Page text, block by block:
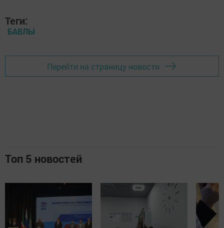
Теги:
БАВЛЫ
Перейти на страницу новости
Топ 5 новостей